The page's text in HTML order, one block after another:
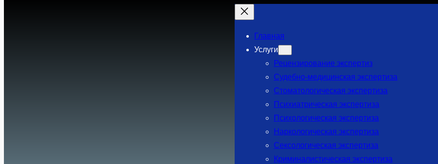
Главная
Услуги
Рецензирование экспертиз
Судебно-медицинская экспертиза
Стоматологическая экспертиза
Психиатрическая экспертиза
Психологическая экспертиза
Наркологическая экспертиза
Сексологическая экспертиза
Криминалистическая экспертиза